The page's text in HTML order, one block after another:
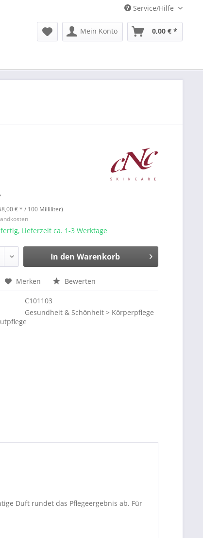
Service/Hilfe
Mein Konto 0,00 € *
€ * / 100 Milliliter)
Lieferzeit ca. 1-3 Werktage
In den Warenkorb
Merken Bewerten
C101103
Gesundheit & Schönheit > Körperpflege
Duft rundet das Pflegeergebnis ab. Für